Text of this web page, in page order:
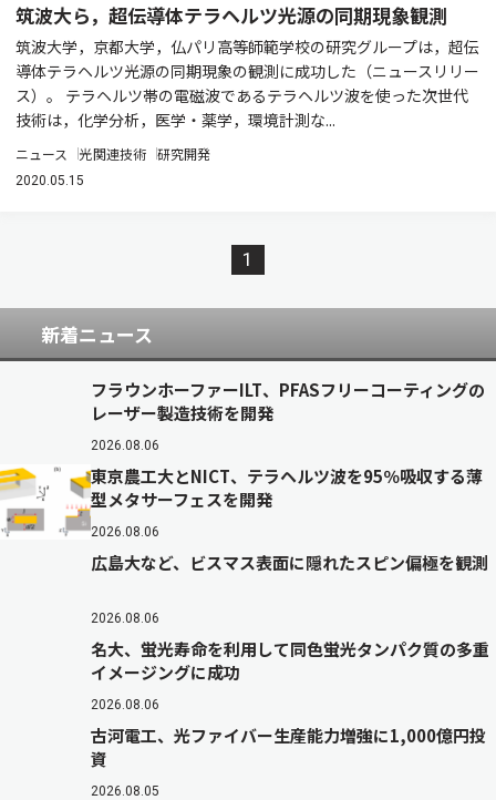
筑波大ら，超伝導体テラヘルツ光源の同期現象観測
筑波大学，京都大学，仏パリ高等師範学校の研究グループは，超伝
導体テラヘルツ光源の同期現象の観測に成功した（ニュースリリー
ス）。 テラヘルツ帯の電磁波であるテラヘルツ波を使った次世代
技術は，化学分析，医学・薬学，環境計測な...
ニュース 光関連技術 研究開発
2020.05.15
1
新着ニュース
フラウンホーファーILT、PFASフリーコーティングの
レーザー製造技術を開発
2026.08.06
東京農工大とNICT、テラヘルツ波を95％吸収する薄
型メタサーフェスを開発
2026.08.06
広島大など、ビスマス表面に隠れたスピン偏極を観測
2026.08.06
名大、蛍光寿命を利用して同色蛍光タンパク質の多重
イメージングに成功
2026.08.06
古河電工、光ファイバー生産能力増強に1,000億円投
資
2026.08.05